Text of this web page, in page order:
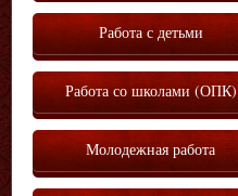
Работа с детьми
Работа со школами (ОПК)
Молодежная работа